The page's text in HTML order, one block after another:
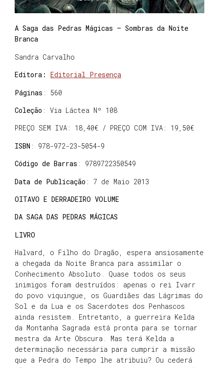
A Saga das Pedras Mágicas – Sombras da Noite
Branca
Sandra Carvalho
Editora: Editorial Presença
Páginas : 560
Coleção : Via Láctea Nº 108
PREÇO SEM IVA: 18,40€ / PREÇO COM IVA: 19,50€
ISBN : 978-972-23-5054-9
Código de Barras : 9789722350549
Data de Publicação : 7 de Maio 2013
OITAVO E DERRADEIRO VOLUME
DA SAGA DAS PEDRAS MÁGICAS
LIVRO
Halvard, o Filho do Dragão, espera ansiosamente
a chegada da Noite Branca para assimilar o
Conhecimento Absoluto. Quase todos os seus
inimigos foram destruídos: apenas o rei Ivarr
do povo viquingue, os Guardiães das Lágrimas do
Sol e da Lua e os Sacerdotes dos Penhascos
ainda resistem. Entretanto, a guerreira Kelda
da Montanha Sagrada está pronta para se tornar
mestra da Arte Obscura. Mas terá Kelda a
determinação necessária para cumprir a missão
que a Pedra do Tempo lhe atribuiu? Ou cederá